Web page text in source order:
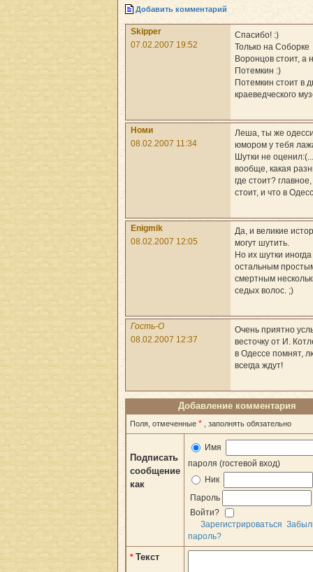
Добавить комментарий
Skipper
07.02.2007 19:52
Спасибо! :)
Только на Соборке
Воронцов стоит, а
Потемкин :)
Потемкин стоит в
краеведческого
Номи
08.02.2007 11:34
Леша, ты же
юмором у тебя
Шутки не
вообще, какая
где стоит?
стоит, и что в
Enigmik
08.02.2007 12:05
Да, и великие
могут шутить.
Но их шутки иногда
остальным
смертным
седых волос. ;)
Гость-O
08.02.2007 12:37
Очень приятно
весточку от И.
в Одессе помнят,
всегда ждут!
Добавление комментария
Поля, отмеченные * , заполнять обязательно
Подписать
сообщение
как
Имя
пароля (гостевой вход)
Ник
Пароль
Войти?
Зарегистрироваться
пароль?
* Текст